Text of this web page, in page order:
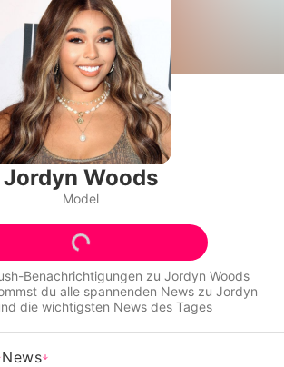
Filme & Serien
Lifestyle
Familie & Liebe
Promiflash Exklusiv
Themen auf Promiflash
Jobs
App runterladen
Team
Jordyn Woods
Model
Benachrichtigungen zu Jordyn Woods
du alle spannenden News zu Jordyn
die wichtigsten News des Tages
News